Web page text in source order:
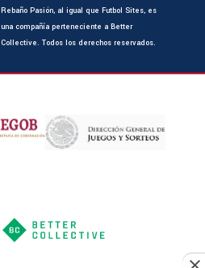
Rebaño Pasión, al igual que Futbol Sites, es
una compañía perteneciente a Better
Collective. Todos los derechos reservados.